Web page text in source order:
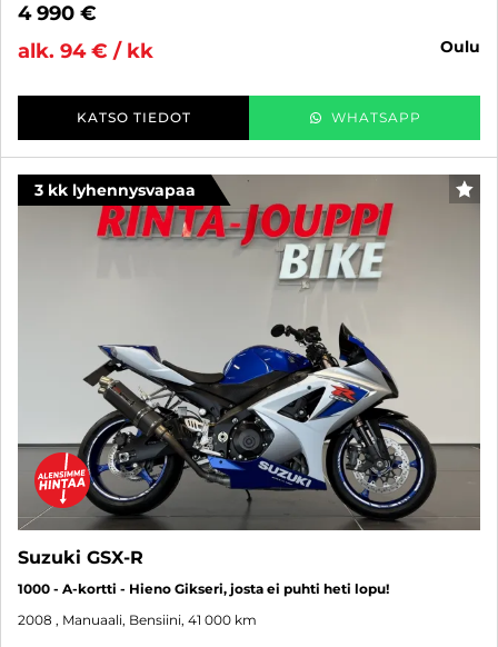
4 990 €
alk. 94 € / kk
oulu
KATSO TIEDOT WHATSAPP
3 kk lyhennysvapaa
Suzuki GSX-R
1000 - A-kortti - Hieno Gikseri, josta ei puhti heti lopu!
2008 , Manuaali, Bensiini, 41 000 km